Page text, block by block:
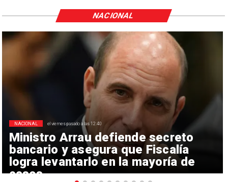
Ministro Arrau defiende secreto
bancario y asegura que Fiscalía
logra levantarlo en la mayoría de
casos
NACIONAL el viernes pasado a las 12:40
NACIONAL